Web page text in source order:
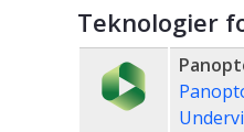
Teknologier